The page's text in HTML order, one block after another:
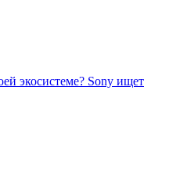
экосистеме? Sony ищет